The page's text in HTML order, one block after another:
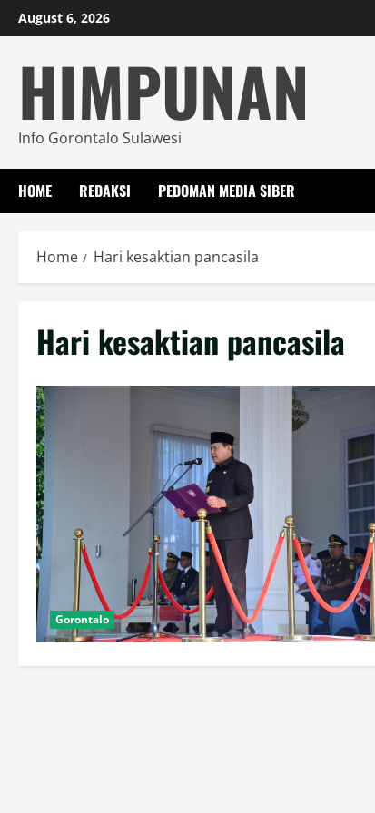
Skip
to
August 6, 2026
HIMPUNAN
Info Gorontalo Sulawesi
HOME REDAKSI PEDOMAN MEDIA SIBER
Home Hari kesaktian pancasila
Hari kesaktian pancasila
Gorontalo